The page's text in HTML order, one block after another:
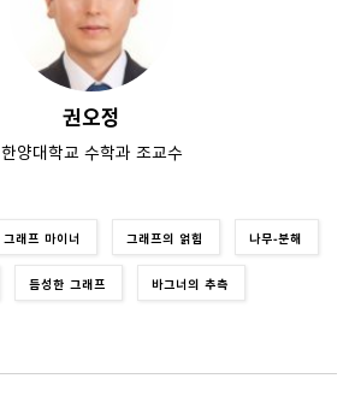
권오정
한양대학교 수학과 조교수
그래프 마이너 그래프의 얽힘 나무-분해
듬성한 그래프 바그너의 추측